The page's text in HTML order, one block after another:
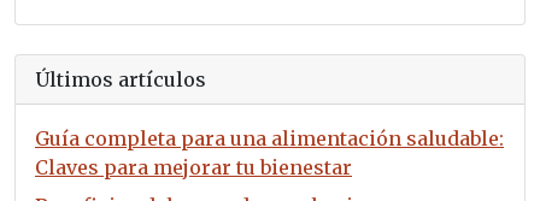
Últimos artículos
Guía completa para una alimentación saludable:
Claves para mejorar tu bienestar